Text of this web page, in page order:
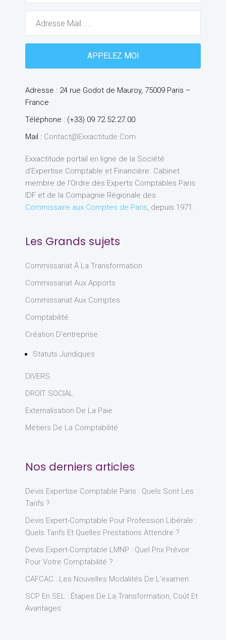
Adresse : 24 rue Godot de Mauroy, 75009 Paris –
France
Téléphone : (+33) 09.72.52.27.00
Mail : Contact@exxactitude.com
Exxactitude portail en ligne de la Société
d’Expertise Comptable et Financière. Cabinet
membre de l’Ordre des Experts Comptables Paris
IDF et de la Compagnie Régionale des
Commissaire aux Comptes de Paris, depuis 1971.
Les Grands sujets
Commissariat À La Transformation
Commissariat Aux Apports
Commissariat Aux Comptes
Comptabilité
Création D'entreprise
Statuts Juridiques
DIVERS
DROIT SOCIAL
Externalisation De La Paie
Métiers De La Comptabilité
Nos derniers articles
Devis Expertise Comptable Paris : Quels Sont Les
Tarifs ?
Devis Expert-Comptable Pour Profession Libérale :
Quels Tarifs Et Quelles Prestations Attendre ?
Devis Expert-Comptable LMNP : Quel Prix Prévoir
Pour Votre Comptabilité ?
CAFCAC : Les Nouvelles Modalités De L’examen
SCP En SEL : Étapes De La Transformation, Coût Et
Avantages